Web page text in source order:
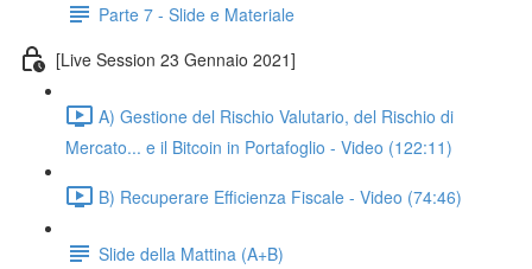
Parte 7 - Slide e Materiale
[Live Session 23 Gennaio 2021]
A) Gestione del Rischio Valutario, del Rischio di
Mercato... e il Bitcoin in Portafoglio - Video (122:11)
B) Recuperare Efficienza Fiscale - Video (74:46)
Slide della Mattina (A+B)